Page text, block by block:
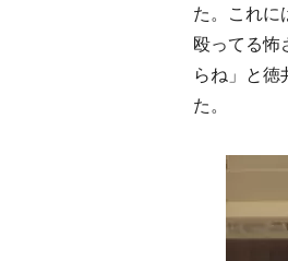
た。これに
殴ってる怖
らね」と
た。